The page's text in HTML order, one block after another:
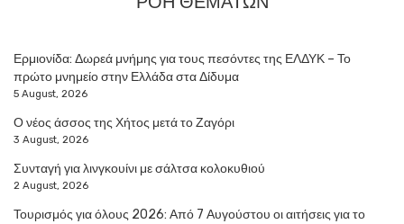
Ερμιονίδα: Δωρεά μνήμης για τους πεσόντες της ΕΛΔΥΚ – Το
πρώτο μνημείο στην Ελλάδα στα Δίδυμα
5 August, 2026
Ο νέος άσσος της Χήτος μετά το Ζαγόρι
3 August, 2026
Συνταγή για λινγκουίνι με σάλτσα κολοκυθιού
2 August, 2026
Τουρισμός για όλους 2026: Από 7 Αυγούστου οι αιτήσεις για το